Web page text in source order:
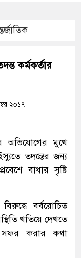
কর্মকর্তার
২০১৭
অভিযোগের মুখে
তদন্তের জন্য
বাধার সৃষ্টি
বর্বরোচিত
খতিয়ে দেখতে
সফর করার কথা